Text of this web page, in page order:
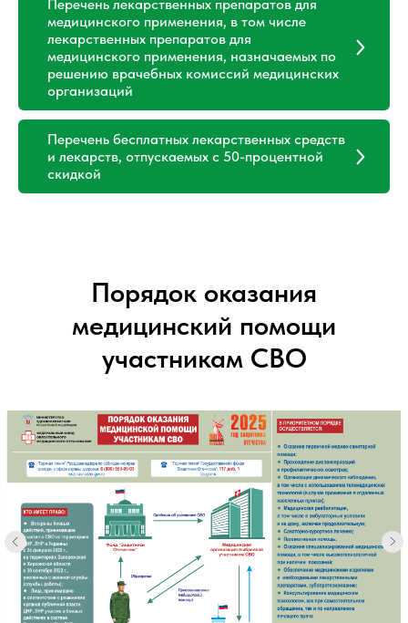
Перечень лекарственных препаратов для
медицинского применения, в том числе
лекарственных препаратов для
медицинского применения, назначаемых по
решению врачебных комиссий медицинских
организаций
Перечень бесплатных лекарственных средств
и лекарств, отпускаемых с 50-процентной
скидкой
Порядок оказания
медицинский помощи
участникам СВО